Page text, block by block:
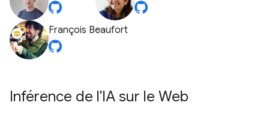
François Beaufort
Inférence de l'IA sur le Web